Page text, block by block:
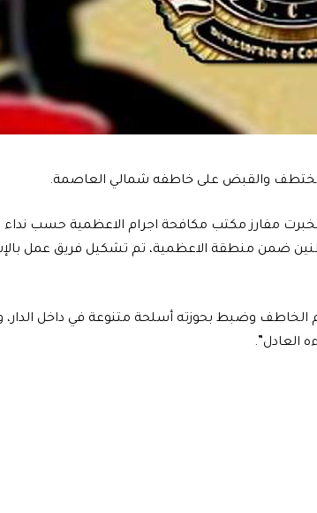
مختطف والقبض على خاطفه شمالي العاصمة.
مفارز مكتب مكافحة اجرام الاعظمية حسب نداء
ضمن منطقة الاعظمية، تم تشكيل فريق عمل
وضبط بحوزته أسلحة متنوعة في داخل الدار،
العادل”.